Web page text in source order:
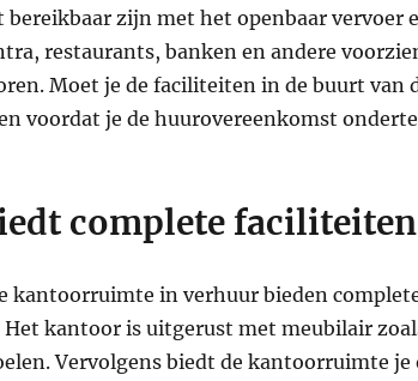
bereikbaar zijn met het openbaar vervoer
restaurants, banken en andere
Moet je de faciliteiten in de buurt van
voordat je de huurovereenkomst
complete faciliteiten
kantoorruimte in verhuur bieden
kantoor is uitgerust met meubilair
Vervolgens biedt de kantoorruimte je